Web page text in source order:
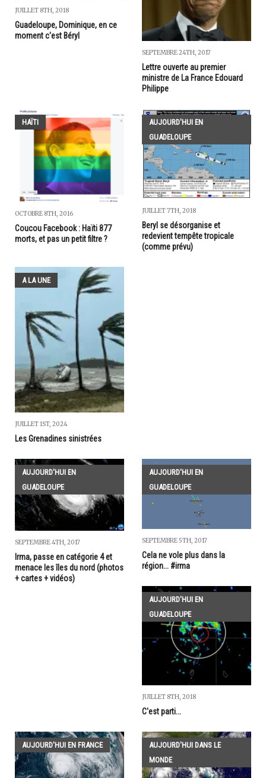
JUILLET 8TH, 2018
Guadeloupe, Dominique, en ce
moment c'est Béryl
SEPTEMBRE 24TH, 2017
Lettre ouverte au premier
ministre de La France Edouard
Philippe
HAÏTI
OCTOBRE 8TH, 2016
Coucou Facebook : Haïti 877
morts, et pas un petit filtre ?
AUJOURD'HUI EN
GUADELOUPE
JUILLET 7TH, 2018
Beryl se désorganise et
redevient tempête tropicale
(comme prévu)
A LA UNE
JUILLET 1ST, 2024
Les Grenadines sinistrées
AUJOURD'HUI EN
GUADELOUPE
SEPTEMBRE 4TH, 2017
Irma, passe en catégorie 4 et
menace les îles du nord (photos
+ cartes + vidéos)
AUJOURD'HUI EN
GUADELOUPE
SEPTEMBRE 5TH, 2017
Cela ne vole plus dans la
région... #irma
AUJOURD'HUI EN
GUADELOUPE
JUILLET 8TH, 2018
C'est parti...
AUJOURD'HUI EN FRANCE
AUJOURD'HUI DANS LE
MONDE